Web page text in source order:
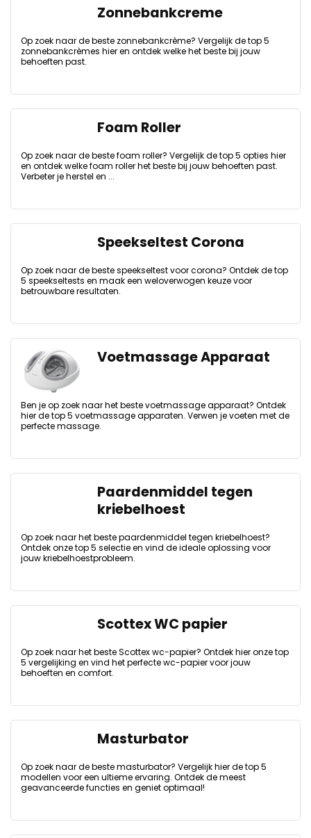
Zonnebankcreme
Op zoek naar de beste zonnebankcrème? Vergelijk de top 5
zonnebankcrèmes hier en ontdek welke het beste bij jouw
behoeften past.
Foam Roller
Op zoek naar de beste foam roller? Vergelijk de top 5 opties hier
en ontdek welke foam roller het beste bij jouw behoeften past.
Verbeter je herstel en ...
Speekseltest Corona
Op zoek naar de beste speekseltest voor corona? Ontdek de top
5 speekseltests en maak een weloverwogen keuze voor
betrouwbare resultaten.
Voetmassage Apparaat
Ben je op zoek naar het beste voetmassage apparaat? Ontdek
hier de top 5 voetmassage apparaten. Verwen je voeten met de
perfecte massage.
Paardenmiddel tegen
kriebelhoest
Op zoek naar het beste paardenmiddel tegen kriebelhoest?
Ontdek onze top 5 selectie en vind de ideale oplossing voor
jouw kriebelhoestprobleem.
Scottex WC papier
Op zoek naar het beste Scottex wc-papier? Ontdek hier onze top
5 vergelijking en vind het perfecte wc-papier voor jouw
behoeften en comfort.
Masturbator
Op zoek naar de beste masturbator? Vergelijk hier de top 5
modellen voor een ultieme ervaring. Ontdek de meest
geavanceerde functies en geniet optimaal!